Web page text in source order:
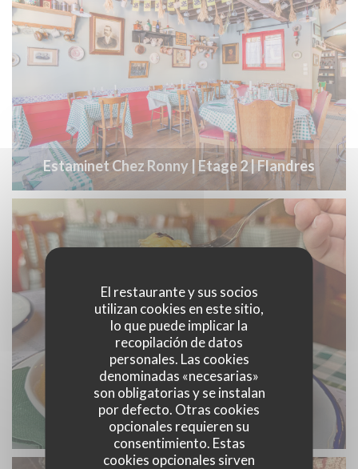
El restaurante y sus socios
utilizan cookies en este sitio,
lo que puede implicar la
recopilación de datos
personales. Las cookies
denominadas «necesarias»
son obligatorias y se instalan
por defecto. Otras cookies
opcionales requieren su
consentimiento. Estas
cookies opcionales sirven
Estaminet Chez Ronny | Etage 2 | Flandres
Estaminet Chez Ronny